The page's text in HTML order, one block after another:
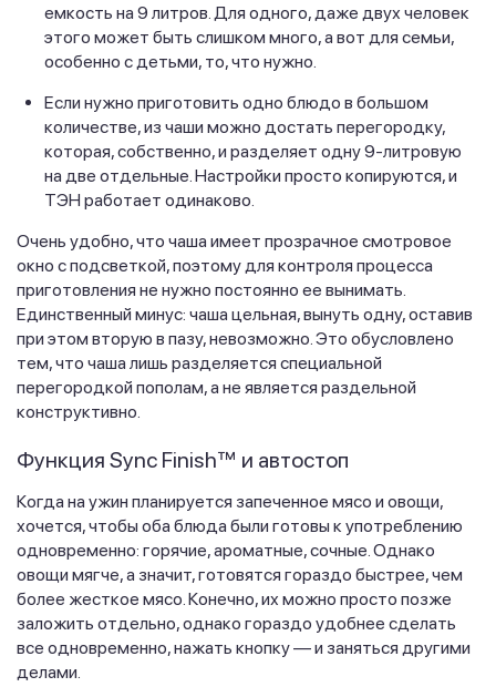
емкость на 9 литров. Для одного, даже двух человек
этого может быть слишком много, а вот для семьи,
особенно с детьми, то, что нужно.
Если нужно приготовить одно блюдо в большом
количестве, из чаши можно достать перегородку,
которая, собственно, и разделяет одну 9-литровую
на две отдельные. Настройки просто копируются, и
ТЭН работает одинаково.
Очень удобно, что чаша имеет прозрачное смотровое
окно с подсветкой, поэтому для контроля процесса
приготовления не нужно постоянно ее вынимать.
Единственный минус: чаша цельная, вынуть одну, оставив
при этом вторую в пазу, невозможно. Это обусловлено
тем, что чаша лишь разделяется специальной
перегородкой пополам, а не является раздельной
конструктивно.
Функция Sync Finish™ и автостоп
Когда на ужин планируется запеченное мясо и овощи,
хочется, чтобы оба блюда были готовы к употреблению
одновременно: горячие, ароматные, сочные. Однако
овощи мягче, а значит, готовятся гораздо быстрее, чем
более жесткое мясо. Конечно, их можно просто позже
заложить отдельно, однако гораздо удобнее сделать
все одновременно, нажать кнопку — и заняться другими
делами.